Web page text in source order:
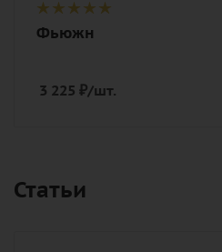
Фьюжн
3 225 ₽/шт.
Статьи